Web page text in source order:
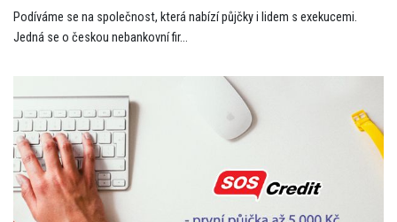
Podíváme se na společnost, která nabízí půjčky i lidem s exekucemi.
Jedná se o českou nebankovní fir...